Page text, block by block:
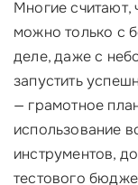
Многие считают,
можно только с
деле, даже с
запустить
— грамотное
использование
инструментов,
тестового